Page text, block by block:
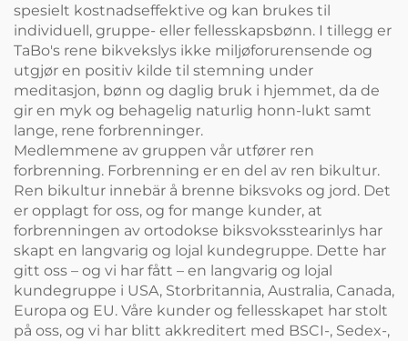
spesielt kostnadseffektive og kan brukes til
individuell, gruppe- eller fellesskapsbønn. I tillegg er
TaBo's rene bikvekslys ikke miljøforurensende og
utgjør en positiv kilde til stemning under
meditasjon, bønn og daglig bruk i hjemmet, da de
gir en myk og behagelig naturlig honn-lukt samt
lange, rene forbrenninger.
Medlemmene av gruppen vår utfører ren
forbrenning. Forbrenning er en del av ren bikultur.
Ren bikultur innebär å brenne biksvoks og jord. Det
er opplagt for oss, og for mange kunder, at
forbrenningen av ortodokse biksvoksstearinlys har
skapt en langvarig og lojal kundegruppe. Dette har
gitt oss – og vi har fått – en langvarig og lojal
kundegruppe i USA, Storbritannia, Australia, Canada,
Europa og EU. Våre kunder og fellesskapet har stolt
på oss, og vi har blitt akkreditert med BSCI-, Sedex-,